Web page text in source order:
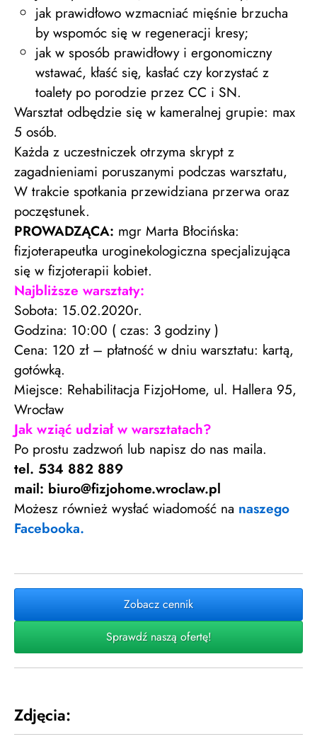
jak prawidłowo wzmacniać mięśnie brzucha
by wspomóc się w regeneracji kresy;
jak w sposób prawidłowy i ergonomiczny
wstawać, kłaść się, kasłać czy korzystać z
toalety po porodzie przez CC i SN.
Warsztat odbędzie się w kameralnej grupie: max
5 osób.
Każda z uczestniczek otrzyma skrypt z
zagadnieniami poruszanymi podczas warsztatu,
W trakcie spotkania przewidziana przerwa oraz
poczęstunek.
PROWADZĄCA: mgr Marta Błocińska:
fizjoterapeutka uroginekologiczna specjalizująca
się w fizjoterapii kobiet.
Najbliższe warsztaty:
Sobota: 15.02.2020r.
Godzina: 10:00 ( czas: 3 godziny )
Cena: 120 zł – płatność w dniu warsztatu: kartą,
gotówką.
Miejsce: Rehabilitacja FizjoHome, ul. Hallera 95,
Wrocław
Jak wziąć udział w warsztatach?
Po prostu zadzwoń lub napisz do nas maila.
tel. 534 882 889
mail: biuro@fizjohome.wroclaw.pl
Możesz również wysłać wiadomość na naszego
Facebooka.
Zobacz cennik
Sprawdź naszą ofertę!
Zdjęcia: